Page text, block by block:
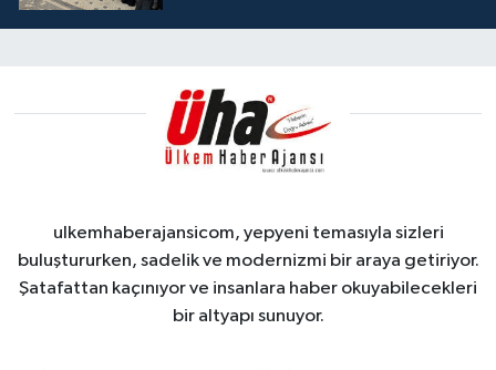
ulkemhaberajansicom, yepyeni temasıyla sizleri
buluştururken, sadelik ve modernizmi bir araya getiriyor.
Şatafattan kaçınıyor ve insanlara haber okuyabilecekleri
bir altyapı sunuyor.